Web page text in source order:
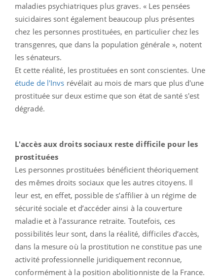
maladies psychiatriques plus graves. « Les pensées
suicidaires sont également beaucoup plus présentes
chez les personnes prostituées, en particulier chez les
transgenres, que dans la population générale », notent
les sénateurs.
Et cette réalité, les prostituées en sont conscientes. Une
étude de l'Invs révélait au mois de mars que plus d'une
prostituée sur deux estime que son état de santé s'est
dégradé.
L'accès aux droits sociaux reste difficile pour les
prostituées
Les personnes prostituées bénéficient théoriquement
des mêmes droits sociaux que les autres citoyens. Il
leur est, en effet, possible de s’affilier à un régime de
sécurité sociale et d’accéder ainsi à la couverture
maladie et à l’assurance retraite. Toutefois, ces
possibilités leur sont, dans la réalité, difficiles d’accès,
dans la mesure où la prostitution ne constitue pas une
activité professionnelle juridiquement reconnue,
conformément à la position abolitionniste de la France.